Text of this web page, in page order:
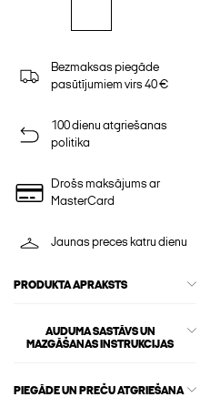
Bezmaksas piegāde
pasūtījumiem virs 40 €
100 dienu atgriešanas
politika
Drošs maksājums ar
MasterCard
Jaunas preces katru dienu
PRODUKTA APRAKSTS
AUDUMA SASTĀVS UN
MAZGĀŠANAS INSTRUKCIJAS
PIEGĀDE UN PREČU ATGRIEŠANA